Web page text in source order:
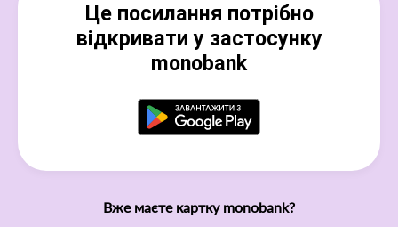
Це посилання потрібно
відкривати у застосунку
monobank
Вже маєте картку monobank?